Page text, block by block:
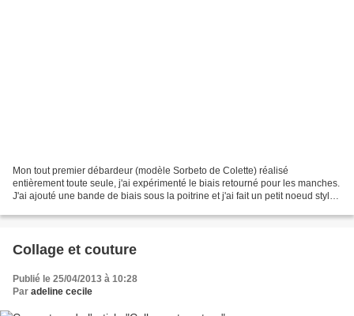
Mon tout premier débardeur (modèle Sorbeto de Colette) réalisé
entièrement toute seule, j'ai expérimenté le biais retourné pour les manches.
J'ai ajouté une bande de biais sous la poitrine et j'ai fait un petit noeud style
Collage et couture
Publié le 25/04/2013 à 10:28
Par adeline cecile